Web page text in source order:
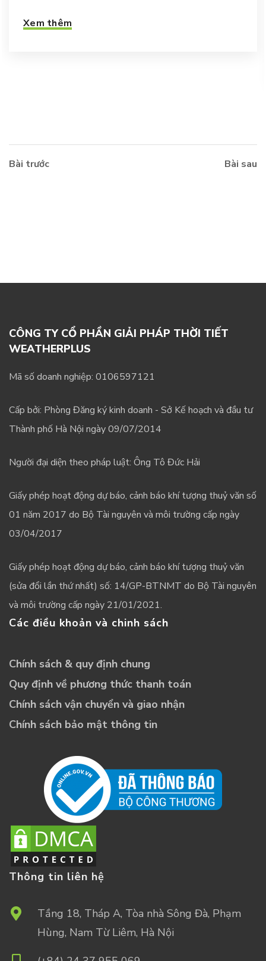
Xem thêm
Bài trước Bài sau
CÔNG TY CỔ PHẦN GIẢI PHÁP THỜI TIẾT
WEATHERPLUS
Mã số doanh nghiệp: 0106597121
Cấp bởi: Phòng Đăng ký kinh doanh - Sở Kế hoạch và đầu tư
Thành phố Hà Nội ngày 09/07/2014
Người đại diện theo pháp luật: Ông Tô Đức Hải
Giấy phép hoạt động dự báo, cảnh báo khí tượng thuỷ văn số
01 năm 2017 do Bộ Tài nguyên và môi trường cấp ngày
03/04/2017
Giấy phép hoạt động dự báo, cảnh báo khí tượng thuỷ văn
(sửa đổi lần thứ nhất) số: 14/GP-BTNMT do Bộ Tài nguyên
và môi trường cấp ngày 21/01/2021.
Các điều khoản và chinh sách
Chính sách & quy định chung
Quy định về phương thức thanh toán
Chính sách vận chuyển và giao nhận
Chính sách bảo mật thông tin
Thông tin liên hệ
Tầng 18, Tháp A, Tòa nhà Sông Đà, Phạm
Hùng, Nam Từ Liêm, Hà Nội